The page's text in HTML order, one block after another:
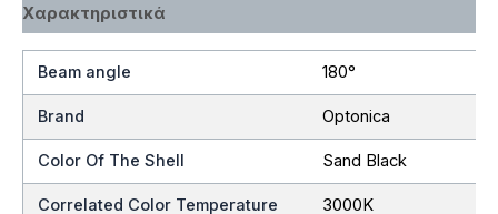
Χαρακτηριστικά
Beam angle 180°
Brand Optonica
Color Of The Shell Sand Black
Correlated Color Temperature 3000K